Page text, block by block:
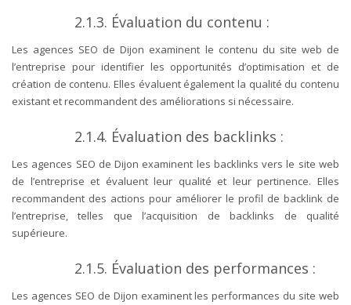
2.1.3. Évaluation du contenu :
Les agences SEO de Dijon examinent le contenu du site web de
l’entreprise pour identifier les opportunités d’optimisation et de
création de contenu. Elles évaluent également la qualité du contenu
existant et recommandent des améliorations si nécessaire.
2.1.4. Évaluation des backlinks :
Les agences SEO de Dijon examinent les backlinks vers le site web
de l’entreprise et évaluent leur qualité et leur pertinence. Elles
recommandent des actions pour améliorer le profil de backlink de
l’entreprise, telles que l’acquisition de backlinks de qualité
supérieure.
2.1.5. Évaluation des performances :
Les agences SEO de Dijon examinent les performances du site web